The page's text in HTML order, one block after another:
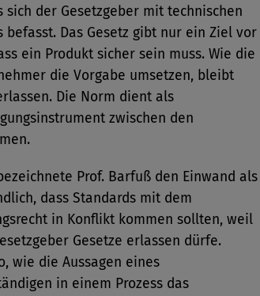
sich der Gesetzgeber mit technischen
befasst. Das Gesetz gibt nur ein Ziel vor
ein Produkt sicher sein muss. Wie die
die Vorgabe umsetzen, bleibt
Die Norm dient als
zwischen den
Prof. Barfuß den Einwand als
dass Standards mit dem
in Konflikt kommen sollten, weil
Gesetze erlassen dürfe.
wie die Aussagen eines
in einem Prozess das